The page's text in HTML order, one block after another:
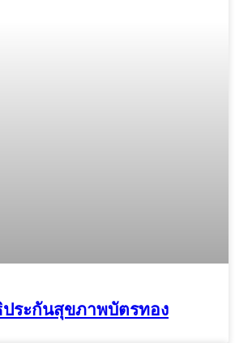
ระกันสุขภาพบัตรทอง